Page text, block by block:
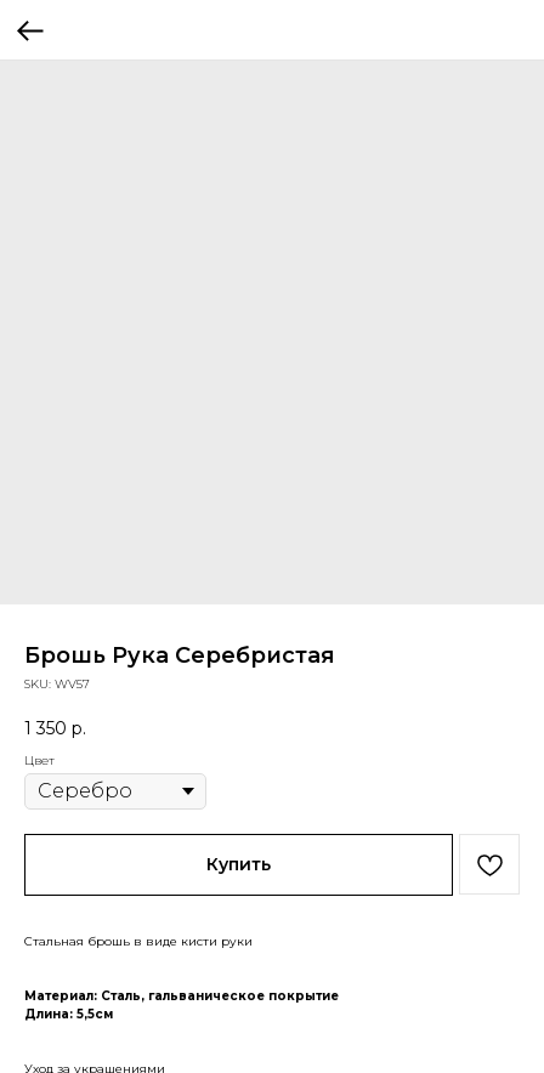
Брошь Рука Серебристая
SKU: WV57
1 350 р.
Цвет
Купить
Стальная брошь в виде кисти руки
Материал: Сталь, гальваническое покрытие
Длина: 5,5см
Уход за украшениями